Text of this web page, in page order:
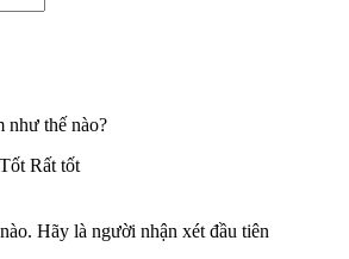
như thế nào?
Tốt Rất tốt
Hãy là người nhận xét đầu tiên